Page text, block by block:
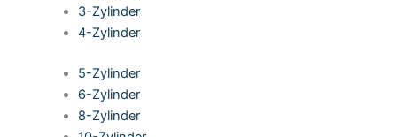
3-Zylinder
4-Zylinder
5-Zylinder
6-Zylinder
8-Zylinder